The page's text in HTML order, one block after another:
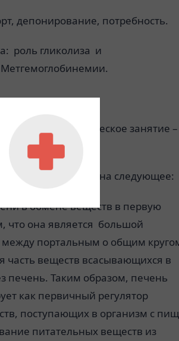
депонирование, потребность.
роль гликолиза и
практическое занятие –
внимание на следующее:
в обмене веществ в первую
что она является большой
портальным о общим
веществ всасывающихся в
печень. Таким образом, печень
как первичный регулятор
поступающих в организм с
питательных веществ из